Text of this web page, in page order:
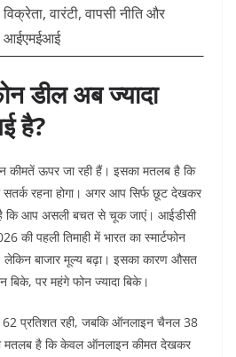
विक्रेता, वारंटी, वापसी नीति और
आईएमईआई
डील अब ज्यादा
है?
कीमतें ऊपर जा रही हैं। इसका मतलब है कि
सतर्क रहना होगा। अगर आप सिर्फ छूट देखकर
कि आप असली बचत से चूक जाएं। आईडीसी
पहली तिमाही में भारत का स्मार्टफोन
लेकिन बाजार मूल्य बढ़ा। इसका कारण औसत
बिके, पर महंगे फोन ज्यादा बिके।
62 प्रतिशत रही, जबकि ऑनलाइन चैनल 38
मतलब है कि केवल ऑनलाइन कीमत देखकर